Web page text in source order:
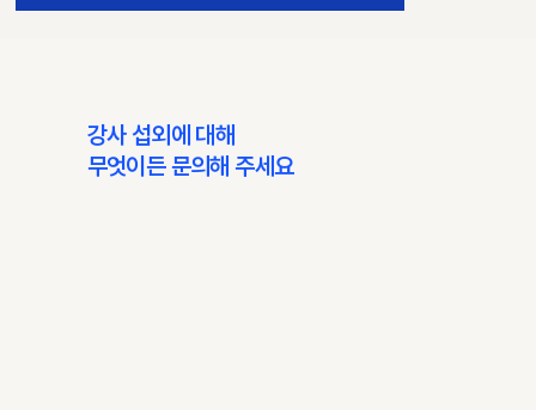
강사 섭외에 대해
무엇이든 문의해 주세요